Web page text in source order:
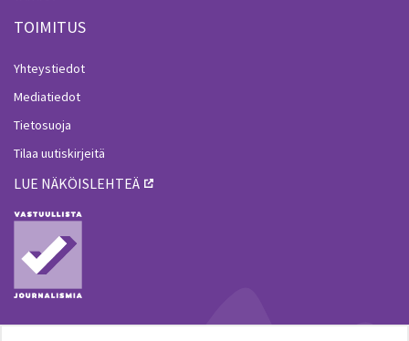
TOIMITUS
Yhteystiedot
Mediatiedot
Tietosuoja
Tilaa uutiskirjeitä
LUE NÄKÖISLEHTEÄ